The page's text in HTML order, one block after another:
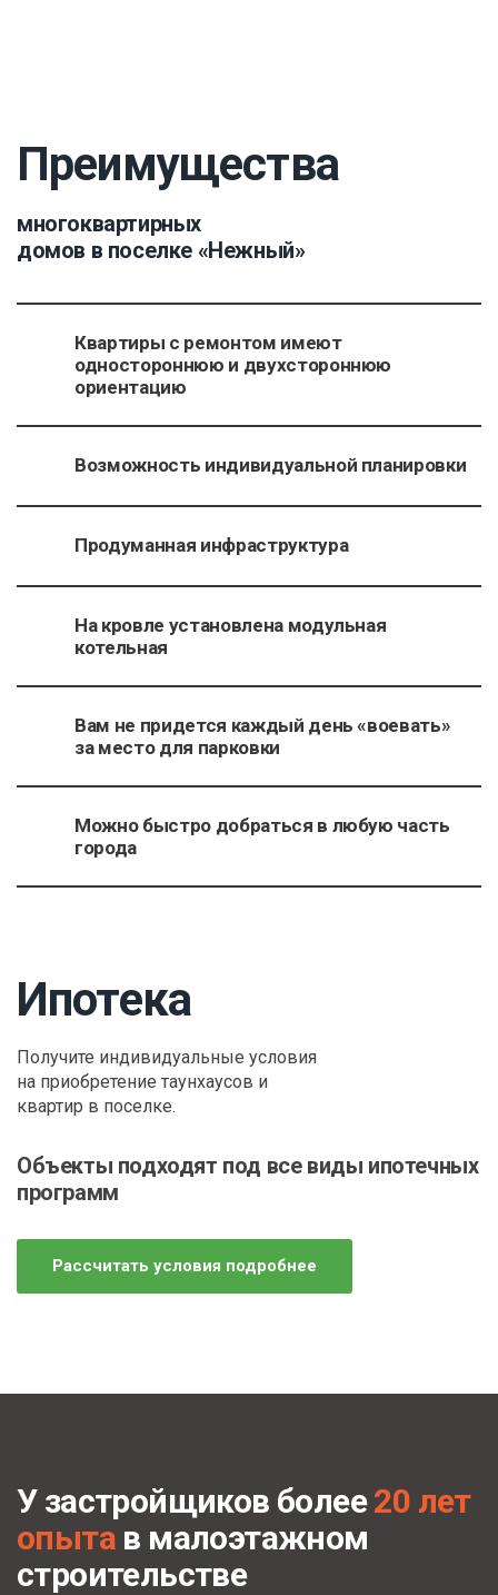
Преимущества
многоквартирных
домов в поселке «Нежный»
Квартиры с ремонтом имеют
одностороннюю и двухстороннюю
ориентацию
Возможность индивидуальной планировки
Продуманная инфраструктура
На кровле установлена модульная
котельная
Вам не придется каждый день «воевать»
за место для парковки
Можно быстро добраться в любую часть
города
Ипотека
Получите индивидуальные условия
на приобретение таунхаусов и
квартир в поселке.
Объекты подходят под все виды ипотечных
программ
Рассчитать условия подробнее
У застройщиков более20 лет
опыта в малоэтажном
строительстве